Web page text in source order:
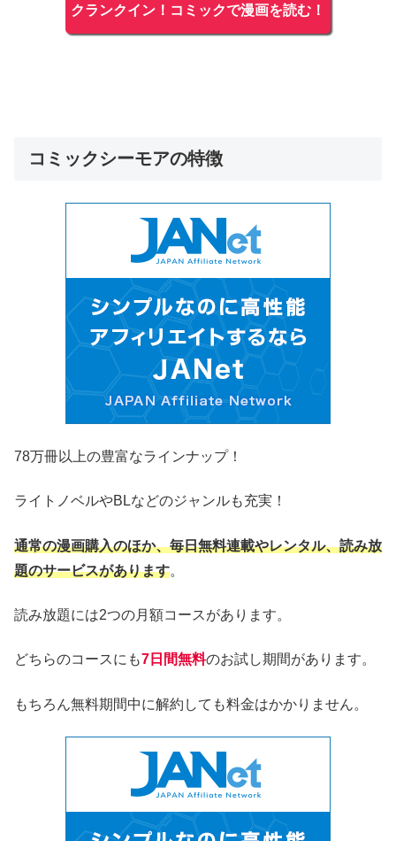
クランクイン！コミックで漫画を読む！
コミックシーモアの特徴
78万冊以上の豊富なラインナップ！
ライトノベルやBLなどのジャンルも充実！
通常の漫画購入のほか、毎日無料連載やレンタル、読み放
題のサービスがあります。
読み放題には2つの月額コースがあります。
どちらのコースにも7日間無料のお試し期間があります。
もちろん無料期間中に解約しても料金はかかりません。